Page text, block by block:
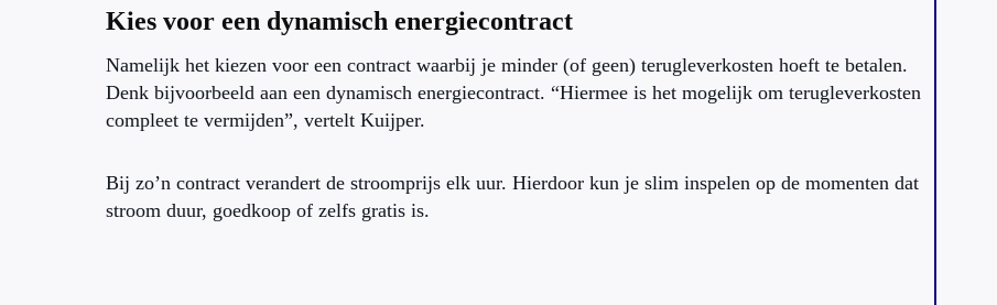
energie
Kies voor een dynamisch energiecontract
Namelijk het kiezen voor een contract waarbij je minder (of geen) terugleverkosten hoeft te betalen.
Denk bijvoorbeeld aan een dynamisch energiecontract. “Hiermee is het mogelijk om terugleverkosten
compleet te vermijden”, vertelt Kuijper.
Bij zo’n contract verandert de stroomprijs elk uur. Hierdoor kun je slim inspelen op de momenten dat
stroom duur, goedkoop of zelfs gratis is.